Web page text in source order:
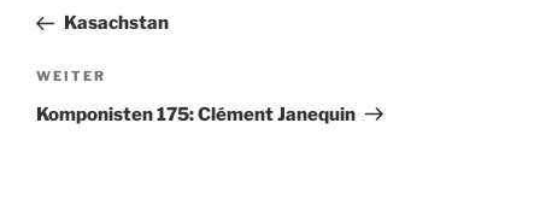
Beitrag
Kasachstan
Nächster
Beitrag
WEITER
Komponisten 175: Clément Janequin